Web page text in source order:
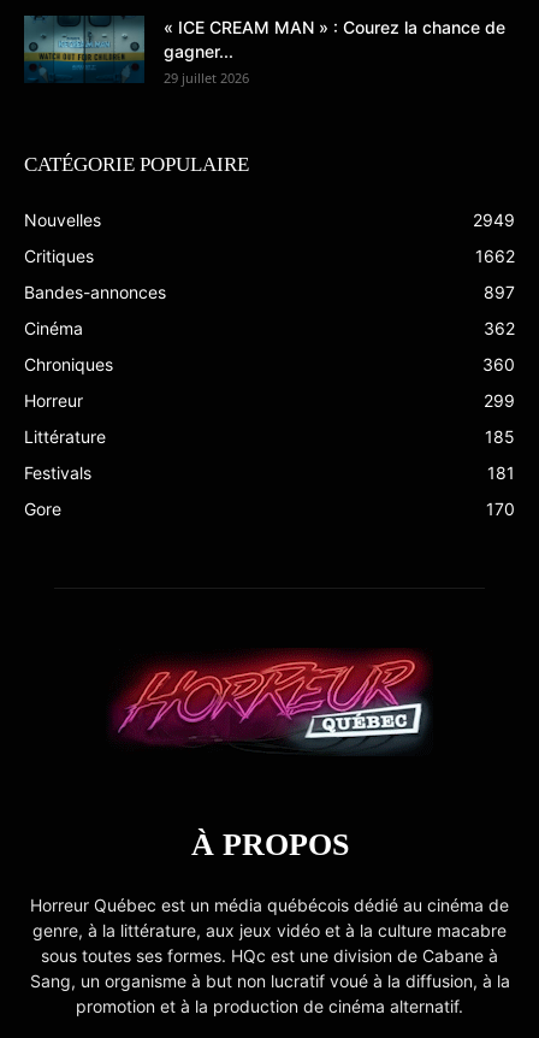
« ICE CREAM MAN » : Courez la chance de
gagner...
29 juillet 2026
CATÉGORIE POPULAIRE
Nouvelles
2949
Critiques
1662
Bandes-annonces
897
Cinéma
362
Chroniques
360
Horreur
299
Littérature
185
Festivals
181
Gore
170
À PROPOS
Horreur Québec est un média québécois dédié au cinéma de
genre, à la littérature, aux jeux vidéo et à la culture macabre
sous toutes ses formes. HQc est une division de Cabane à
Sang, un organisme à but non lucratif voué à la diffusion, à la
promotion et à la production de cinéma alternatif.